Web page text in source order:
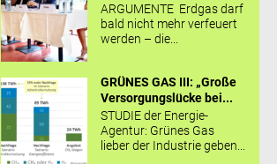
ARGUMENTE Erdgas darf
bald nicht mehr verfeuert
werden – die...
GRÜNES GAS III: „Große
Versorgungslücke bei...
STUDIE der Energie-
Agentur: Grünes Gas
lieber der Industrie geben...